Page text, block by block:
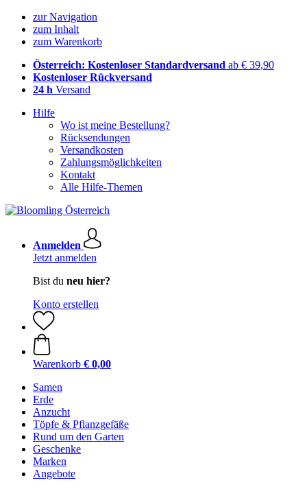
zur Navigation
zum Inhalt
zum Warenkorb
Österreich: Kostenloser Standardversand ab € 39,90
Kostenloser Rückversand
24 h Versand
Hilfe
Wo ist meine Bestellung?
Rücksendungen
Versandkosten
Zahlungsmöglichkeiten
Kontakt
Alle Hilfe-Themen
Anmelden
Jetzt anmelden
Bist du neu hier?
Konto erstellen
Warenkorb € 0,00
Samen
Erde
Anzucht
Töpfe & Pflanzgefäße
Rund um den Garten
Geschenke
Marken
Angebote